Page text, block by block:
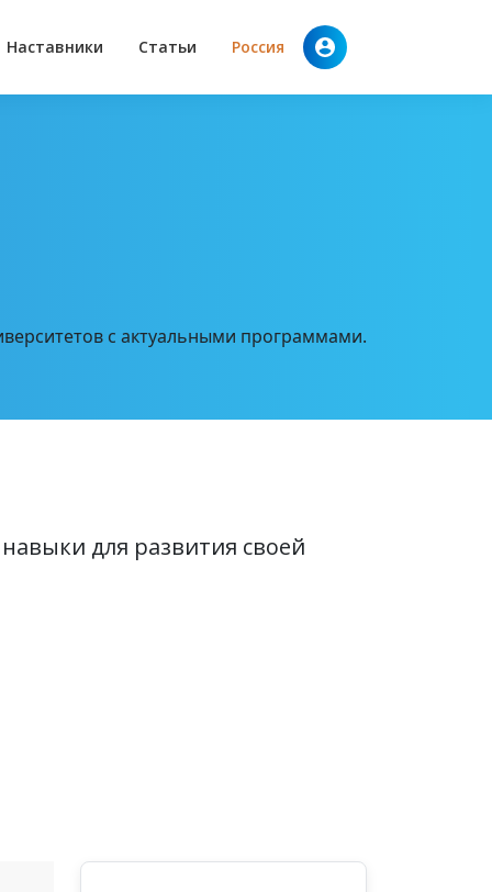
Наставники Статьи Россия
с актуальными программами.
для развития своей